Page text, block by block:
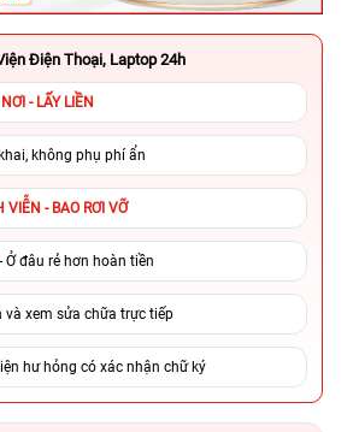
Điện Thoại, Laptop 24h
- LẤY LIỀN
không phụ phí ẩn
VIỄN - BAO RƠI VỠ
Ở đâu rẻ hơn hoàn tiền
và xem sửa chữa trực tiếp
hư hỏng có xác nhận chữ ký